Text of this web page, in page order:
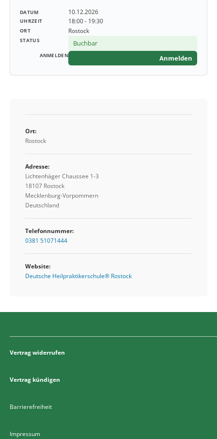
10.12.2026
18:00 - 19:30
Rostock
Buchbar
Anmelden
Ort:
Rostock
Adresse:
Lichtenhäger Chaussee 1-3
18107 Rostock
Mecklenburg-Vorpommern
Deutschland
Telefonnummer:
0381 51071444
Website:
Deutsche Heilpraktikerschule® Rostock
Vertrag widerrufen
Vertrag kündigen
Barrierefreiheit
Impressum